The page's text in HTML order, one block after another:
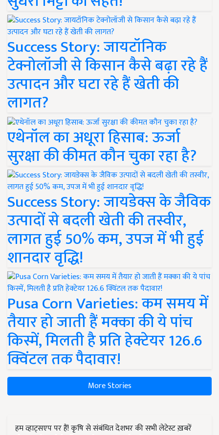
Success Story: जायटॉनिक
टेक्नोलॉजी से किसान कैसे बढ़ा रहे हैं
उत्पादन और घटा रहे हैं खेती की
लागत?
एथेनॉल का अधूरा हिसाब: ऊर्जा
सुरक्षा की कीमत कौन चुका रहा है?
Success Story: जायडेक्स के जैविक
उत्पादों से बदली खेती की तस्वीर,
लागत हुई 50% कम, उपज में भी हुई
शानदार वृद्धि!
Pusa Corn Varieties: कम समय में
तैयार हो जाती हैं मक्का की ये पांच
किस्में, मिलती है प्रति हेक्टेयर 126.6
क्विंटल तक पैदावार!
More Stories
हम व्हाट्सएप पर हैं! कृषि से संबंधित देशभर की सभी लेटेस्ट ख़बरें